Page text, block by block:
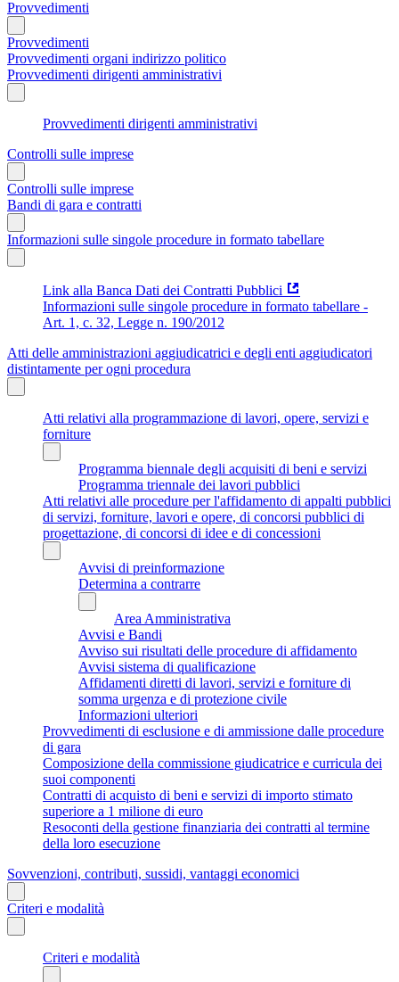
Provvedimenti
Provvedimenti
Provvedimenti organi indirizzo politico
Provvedimenti dirigenti amministrativi
Provvedimenti dirigenti amministrativi
Controlli sulle imprese
Controlli sulle imprese
Bandi di gara e contratti
Informazioni sulle singole procedure in formato tabellare
Link alla Banca Dati dei Contratti Pubblici
Informazioni sulle singole procedure in formato tabellare -
Art. 1, c. 32, Legge n. 190/2012
Atti delle amministrazioni aggiudicatrici e degli enti aggiudicatori
distintamente per ogni procedura
Atti relativi alla programmazione di lavori, opere, servizi e
forniture
Programma biennale degli acquisiti di beni e servizi
Programma triennale dei lavori pubblici
Atti relativi alle procedure per l'affidamento di appalti pubblici
di servizi, forniture, lavori e opere, di concorsi pubblici di
progettazione, di concorsi di idee e di concessioni
Avvisi di preinformazione
Determina a contrarre
Area Amministrativa
Avvisi e Bandi
Avviso sui risultati delle procedure di affidamento
Avvisi sistema di qualificazione
Affidamenti diretti di lavori, servizi e forniture di
somma urgenza e di protezione civile
Informazioni ulteriori
Provvedimenti di esclusione e di ammissione dalle procedure
di gara
Composizione della commissione giudicatrice e curricula dei
suoi componenti
Contratti di acquisto di beni e servizi di importo stimato
superiore a 1 milione di euro
Resoconti della gestione finanziaria dei contratti al termine
della loro esecuzione
Sovvenzioni, contributi, sussidi, vantaggi economici
Criteri e modalità
Criteri e modalità